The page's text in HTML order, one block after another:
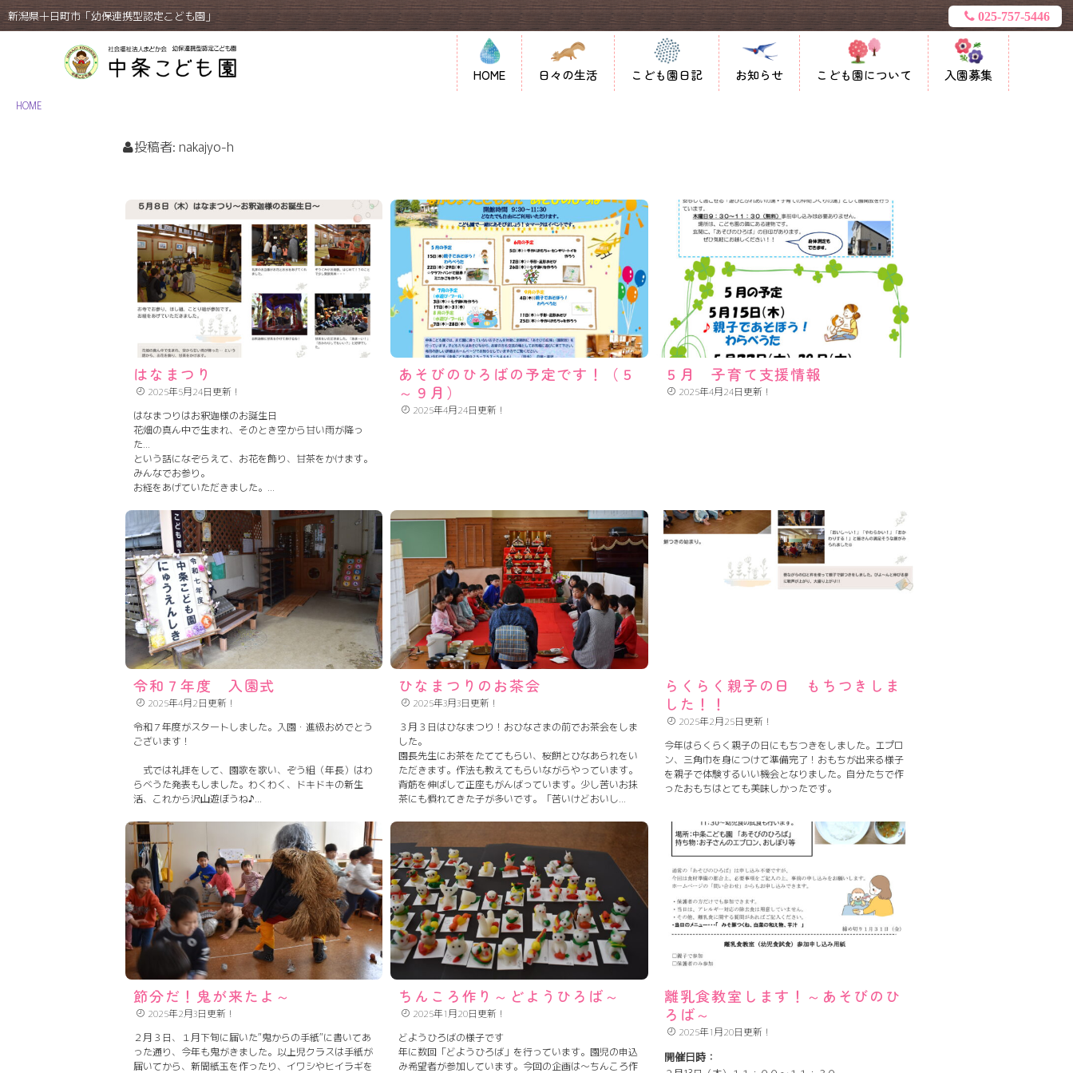
新潟県十日町市「幼保連携型認定こども園」 025-757-5446
HOME 日々の生活 こども園日記 お知らせ こども園について 入園募集
HOME
投稿者: nakajyo-h
はなまつり
2025年5月24日更新！
はなまつりはお釈迦様のお誕生日
花畑の真ん中で生まれ、そのとき空から甘い雨が降っ
た…
という話になぞらえて、お花を飾り、甘茶をかけます。
みんなでお参り。
お経をあげていただきました。
最後に甘茶をいただきました。
あそびのひろばの予定です！（５
～９月）
2025年4月24日更新！
５月 子育て支援情報
2025年4月24日更新！
令和７年度 入園式
2025年4月2日更新！
令和７年度がスタートしました。入園・進級おめでとう
ございます！
式では礼拝をして、園歌を歌い、ぞう組（年長）はわ
らべうた発表もしました。わくわく、ドキドキの新生
活、これから沢山遊ぼうね♪
ひなまつりのお茶会
2025年3月3日更新！
３月３日はひなまつり！おひなさまの前でお茶会をしま
した。
園長先生にお茶をたててもらい、桜餅とひなあられをい
ただきます。作法も教えてもらいながらやっています。
背筋を伸ばして正座もがんばっています。少し苦いお抹
茶にも慣れてきた子が多いです。「苦いけどおいし
らくらく親子の日 もちつきしま
した！！
2025年2月25日更新！
今年はらくらく親子の日にもちつきをしました。エプロ
ン、三角巾を身につけて準備完了！おもちが出来る様子
を親子で体験するいい機会となりました。自分たちで作
ったおもちはとても美味しかったです。
節分だ！鬼が来たよ～
2025年2月3日更新！
２月３日、１月下旬に届いた”鬼からの手紙”に書いてあ
った通り、今年も鬼がきました。以上児クラスは手紙が
届いてから、新聞紙玉を作ったり、イワシやヒイラギを
ちんころ作り～どようひろば～
2025年1月20日更新！
どようひろばの様子です
年に数回「どようひろば」を行っています。園児の申込
み希望者が参加しています。今回の企画は～ちんころ作
離乳食教室します！～あそびのひ
ろば～
2025年1月20日更新！
開催日時：